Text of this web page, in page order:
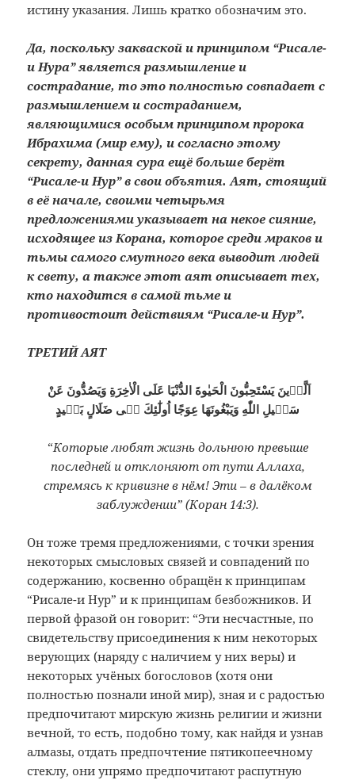
истину указания. Лишь кратко обозначим это.
Да, поскольку закваской и принципом “Рисале-
и Нура” является размышление и
сострадание, то это полностью совпадает с
размышлением и состраданием,
являющимися особым принципом пророка
Ибрахима (мир ему), и согласно этому
секрету, данная сура ещё больше берёт
“Рисале-и Нур” в свои объятия. Аят, стоящий
в её начале, своими четырьмя
предложениями указывает на некое сияние,
исходящее из Корана, которое среди мраков и
тьмы самого смутного века выводит людей
к свету, а также этот аят описывает тех,
кто находится в самой тьме и
противостоит действиям “Рисале-и Нур”.
ТРЕТИЙ АЯТ
سَبٖيلِ اللّٰهِ وَيَبْغُونَهَا عِوَجًا اُولٰٓئِكَ فٖى ضَلَالٍ بَعٖيدٍ
“Которые любят жизнь дольнюю превыше
последней и отклоняют от пути Аллаха,
стремясь к кривизне в нём! Эти – в далёком
заблуждении” (Коран 14:3).
Он тоже тремя предложениями, с точки зрения
некоторых смысловых связей и совпадений по
содержанию, косвенно обращён к принципам
“Рисале-и Нур” и к принципам безбожников. И
первой фразой он говорит: “Эти несчастные, по
свидетельству присоединения к ним некоторых
верующих (наряду с наличием у них веры) и
некоторых учёных богословов (хотя они
полностью познали иной мир), зная и с радостью
предпочитают мирскую жизнь религии и жизни
вечной, то есть, подобно тому, как найдя и узнав
алмазы, отдать предпочтение пятикопеечному
стеклу, они упрямо предпочитают распутную